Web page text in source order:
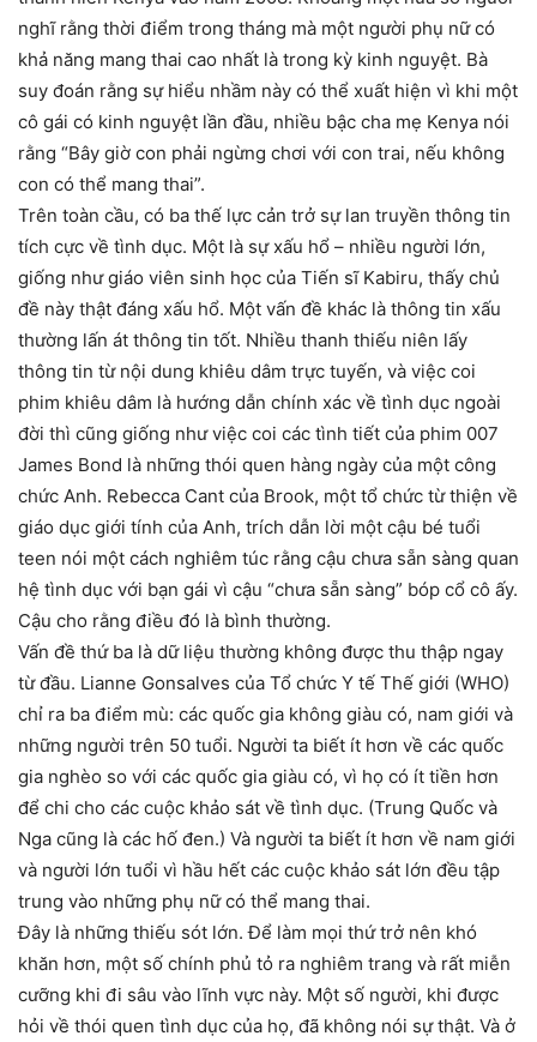
nghĩ rằng thời điểm trong tháng mà một người phụ nữ có
khả năng mang thai cao nhất là trong kỳ kinh nguyệt. Bà
suy đoán rằng sự hiểu nhầm này có thể xuất hiện vì khi một
cô gái có kinh nguyệt lần đầu, nhiều bậc cha mẹ Kenya nói
rằng “Bây giờ con phải ngừng chơi với con trai, nếu không
con có thể mang thai”.
Trên toàn cầu, có ba thế lực cản trở sự lan truyền thông tin
tích cực về tình dục. Một là sự xấu hổ – nhiều người lớn,
giống như giáo viên sinh học của Tiến sĩ Kabiru, thấy chủ
đề này thật đáng xấu hổ. Một vấn đề khác là thông tin xấu
thường lấn át thông tin tốt. Nhiều thanh thiếu niên lấy
thông tin từ nội dung khiêu dâm trực tuyến, và việc coi
phim khiêu dâm là hướng dẫn chính xác về tình dục ngoài
đời thì cũng giống như việc coi các tình tiết của phim 007
James Bond là những thói quen hàng ngày của một công
chức Anh. Rebecca Cant của Brook, một tổ chức từ thiện về
giáo dục giới tính của Anh, trích dẫn lời một cậu bé tuổi
teen nói một cách nghiêm túc rằng cậu chưa sẵn sàng quan
hệ tình dục với bạn gái vì cậu “chưa sẵn sàng” bóp cổ cô ấy.
Cậu cho rằng điều đó là bình thường.
Vấn đề thứ ba là dữ liệu thường không được thu thập ngay
từ đầu. Lianne Gonsalves của Tổ chức Y tế Thế giới (WHO)
chỉ ra ba điểm mù: các quốc gia không giàu có, nam giới và
những người trên 50 tuổi. Người ta biết ít hơn về các quốc
gia nghèo so với các quốc gia giàu có, vì họ có ít tiền hơn
để chi cho các cuộc khảo sát về tình dục. (Trung Quốc và
Nga cũng là các hố đen.) Và người ta biết ít hơn về nam giới
và người lớn tuổi vì hầu hết các cuộc khảo sát lớn đều tập
trung vào những phụ nữ có thể mang thai.
Đây là những thiếu sót lớn. Để làm mọi thứ trở nên khó
khăn hơn, một số chính phủ tỏ ra nghiêm trang và rất miễn
cưỡng khi đi sâu vào lĩnh vực này. Một số người, khi được
hỏi về thói quen tình dục của họ, đã không nói sự thật. Và ở